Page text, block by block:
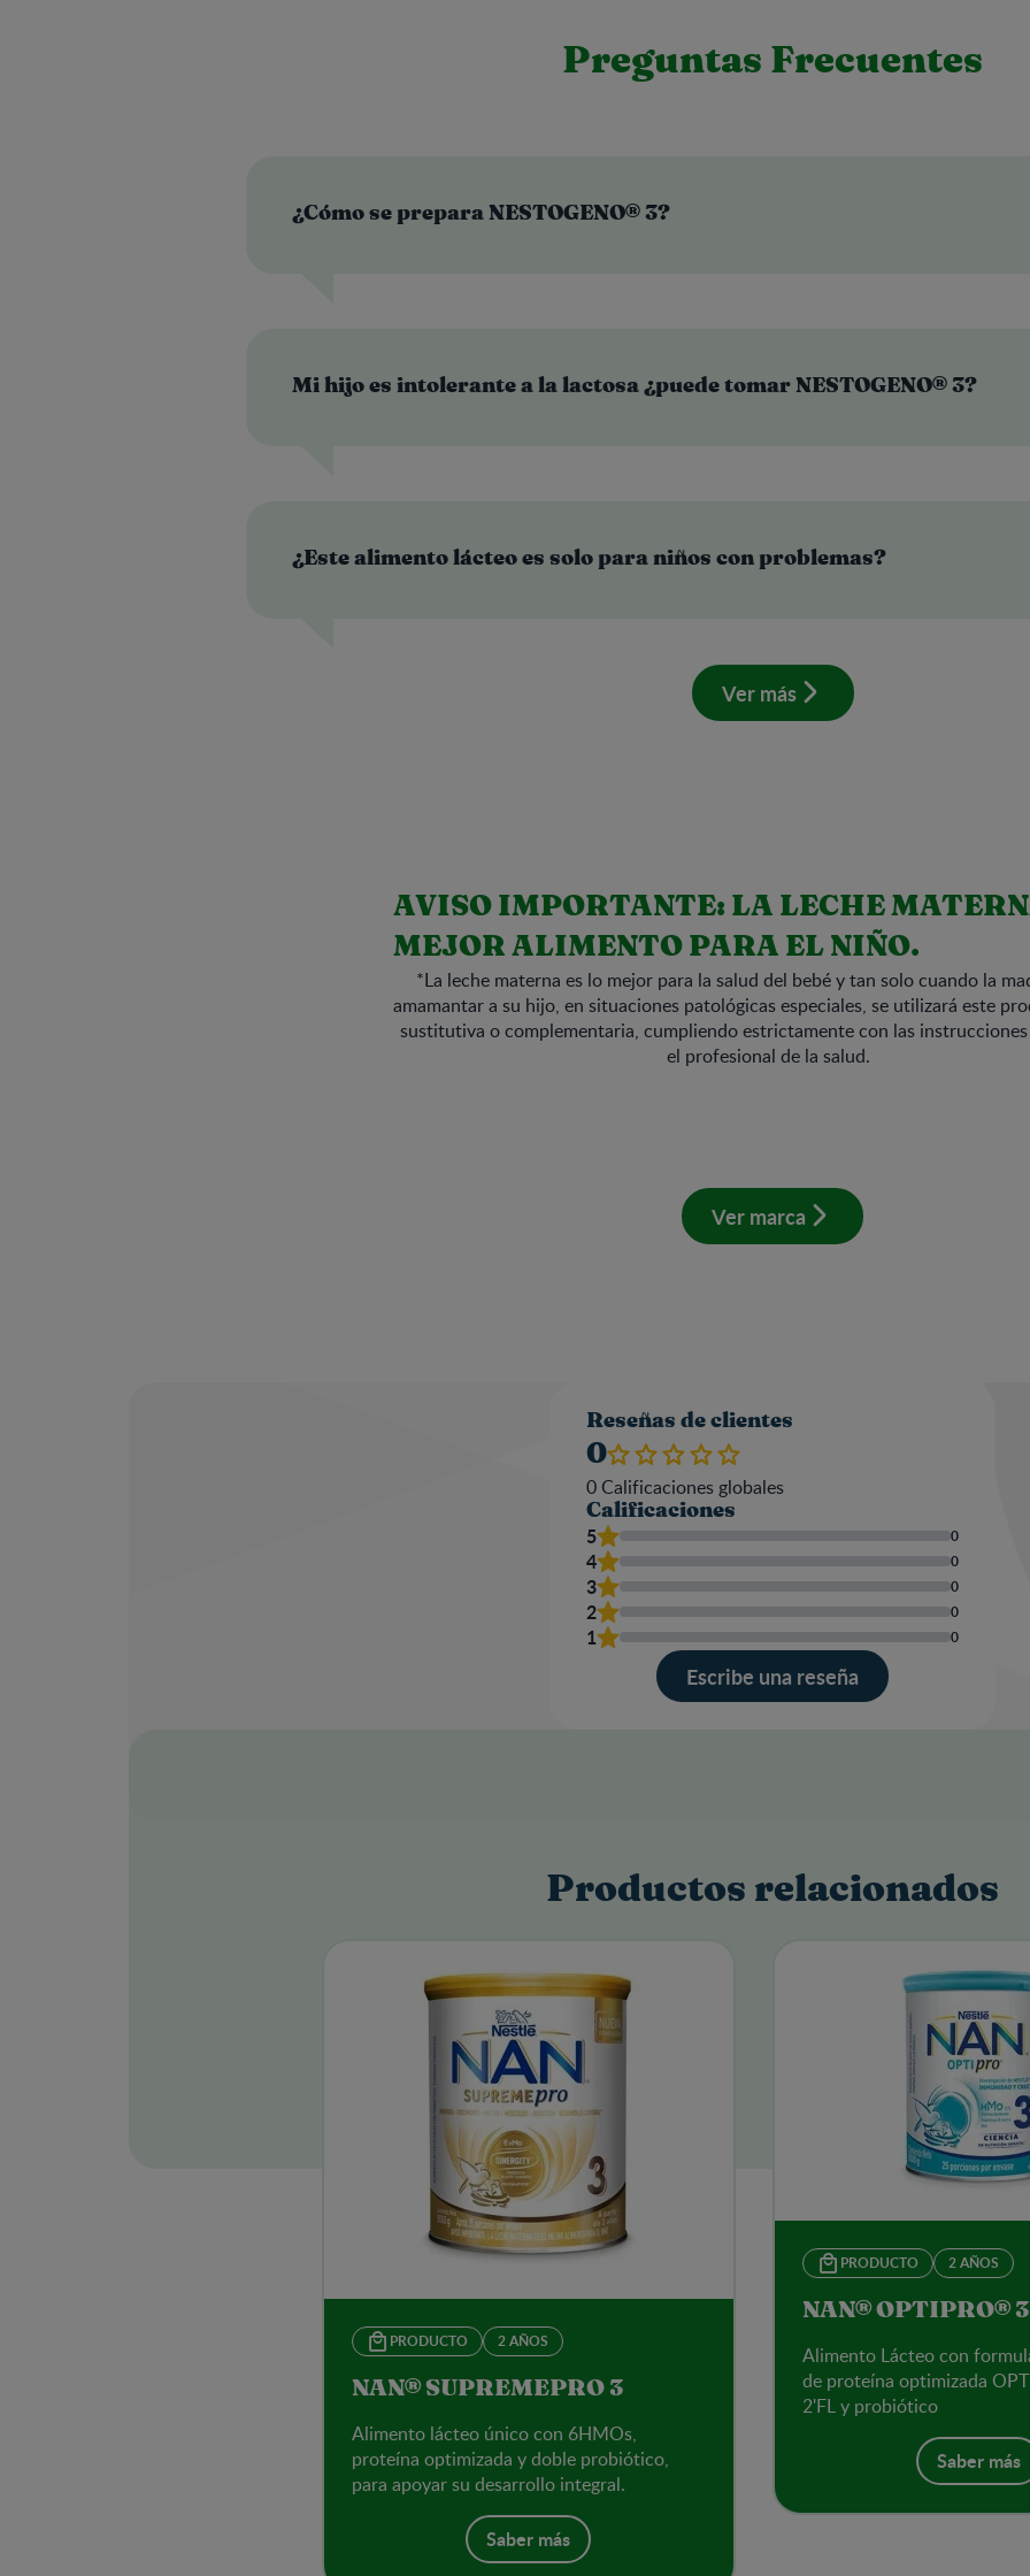
Preguntas Frecuentes
¿Cómo se prepara NESTOGENO® 3?
Mi hijo es intolerante a la lactosa ¿puede tomar NESTOGENO® 3?
¿Este alimento lácteo es solo para niños con problemas?
Ver más
AVISO IMPORTANTE: LA LECHE
MEJOR ALIMENTO PARA EL NIÑO.
*La leche materna es lo mejor para la salud del bebé y tan solo cuando la
amamantar a su hijo, en situaciones patológicas especiales, se utilizará este
sustitutiva o complementaria, cumpliendo estrictamente con las
el profesional de la salud.
Ver marca
Reseñas de clientes
0
0Calificaciones globales
Calificaciones
5 0
4 0
3 0
2 0
1 0
Escribe una reseña
Productos relacionados
PRODUCTO 2 AÑOS
NAN® SUPREMEPRO 3
Alimento lácteo único con 6HMOs,
proteína optimizada y doble probiótico,
para apoyar su desarrollo integral.
Saber más
PRODUCTO 2 AÑOS
NAN® OPTIPRO® 3
Alimento Lácteo con
de proteína optimizada
2'FL y probiótico
Saber más